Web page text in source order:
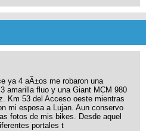
ya 4 aÃ±os me robaron una
amarilla fluo y una Giant MCM 980
Km 53 del Acceso oeste mientras
mi esposa a Lujan. Aun conservo
fotos de mis bikes. Desde aquel
portales t